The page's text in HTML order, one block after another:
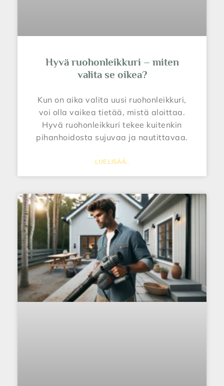
Hyvä ruohonleikkuri – miten
valita se oikea?
Kun on aika valita uusi ruohonleikkuri,
voi olla vaikea tietää, mistä aloittaa.
Hyvä ruohonleikkuri tekee kuitenkin
pihanhoidosta sujuvaa ja nautittavaa.
LUE LISÄÄ..